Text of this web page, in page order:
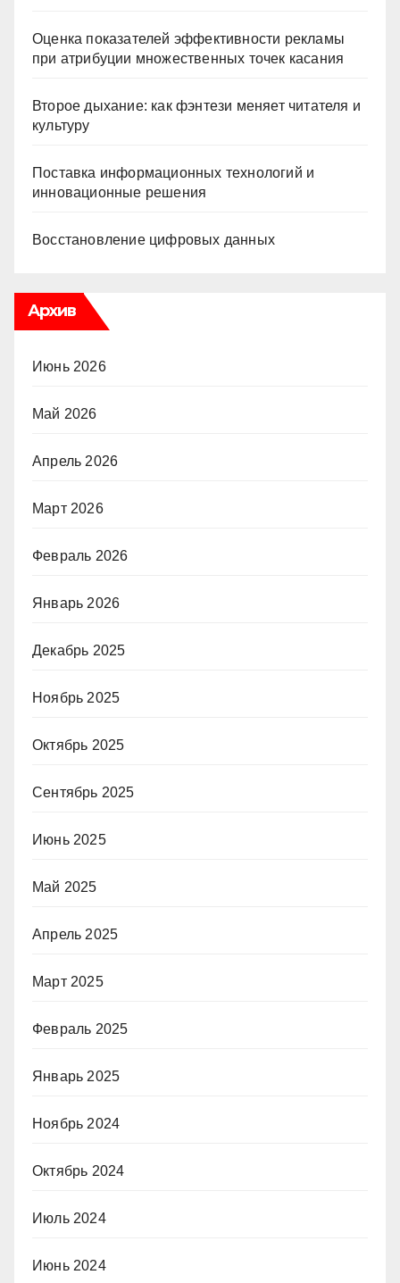
Оценка показателей эффективности рекламы
при атрибуции множественных точек касания
Второе дыхание: как фэнтези меняет читателя и
культуру
Поставка информационных технологий и
инновационные решения
Восстановление цифровых данных
Архив
Июнь 2026
Май 2026
Апрель 2026
Март 2026
Февраль 2026
Январь 2026
Декабрь 2025
Ноябрь 2025
Октябрь 2025
Сентябрь 2025
Июнь 2025
Май 2025
Апрель 2025
Март 2025
Февраль 2025
Январь 2025
Ноябрь 2024
Октябрь 2024
Июль 2024
Июнь 2024